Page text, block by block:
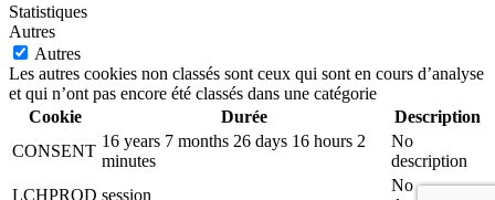
Statistiques
Autres
Autres
Les autres cookies non classés sont ceux qui sont en cours d’analyse
et qui n’ont pas encore été classés dans une catégorie
Cookie
Durée
Description
CONSENT
16 years 7 months 26 days 16 hours 2
minutes
No
description
LCHPROD session
No